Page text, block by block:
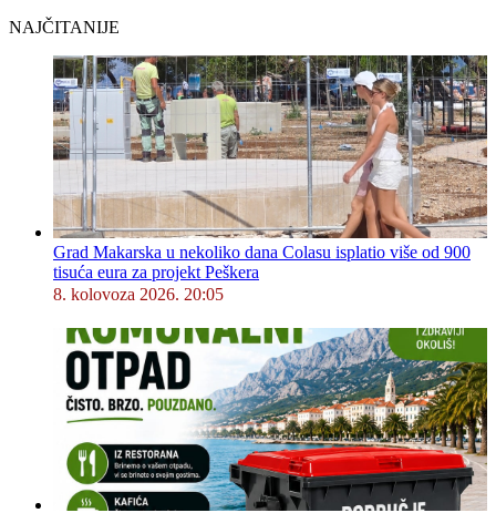
NAJČITANIJE
Grad Makarska u nekoliko dana Colasu isplatio više od 900
tisuća eura za projekt Peškera
8. kolovoza 2026. 20:05